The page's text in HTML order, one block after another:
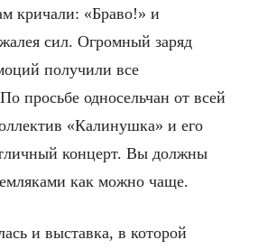
кричали: «Браво!» и
сил. Огромный заряд
получили все
просьбе односельчан от всей
«Калинушка» и его
концерт. Вы должны
как можно чаще.
и выставка, в которой